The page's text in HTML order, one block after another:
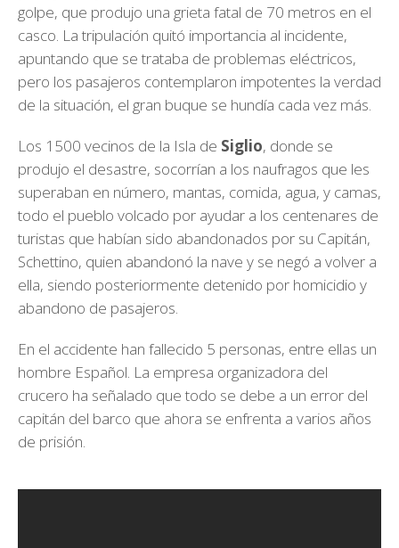
golpe, que produjo una grieta fatal de 70 metros en el
casco. La tripulación quitó importancia al incidente,
apuntando que se trataba de problemas eléctricos,
pero los pasajeros contemplaron impotentes la verdad
de la situación, el gran buque se hundía cada vez más.
Los 1500 vecinos de la Isla de Siglio, donde se
produjo el desastre, socorrían a los naufragos que les
superaban en número, mantas, comida, agua, y camas,
todo el pueblo volcado por ayudar a los centenares de
turistas que habían sido abandonados por su Capitán,
Schettino, quien abandonó la nave y se negó a volver a
ella, siendo posteriormente detenido por homicidio y
abandono de pasajeros.
En el accidente han fallecido 5 personas, entre ellas un
hombre Español. La empresa organizadora del
crucero ha señalado que todo se debe a un error del
capitán del barco que ahora se enfrenta a varios años
de prisión.